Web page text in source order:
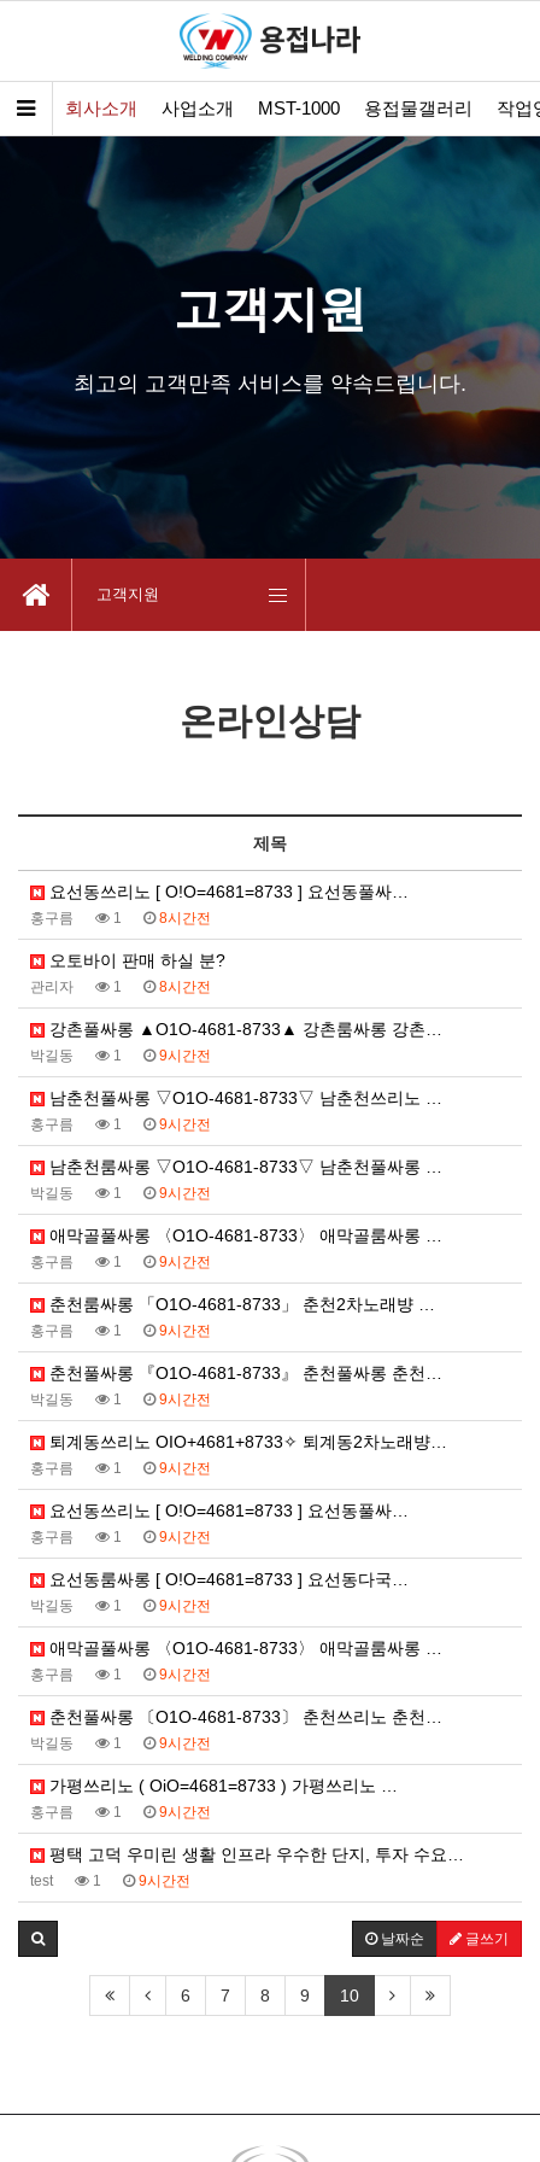
회사소개 사업소개 MST-1000 용접물갤러리 작업
고객지원
최고의 고객만족 서비스를 약속드립니다.
고객지원
온라인상담
제목
요선동쓰리노 [ O!O=4681=8733 ] 요선동풀싸…
홍구름 1 8시간전
오토바이 판매 하실 분?
관리자 1 8시간전
강촌풀싸롱 ▲O1O-4681-8733▲ 강촌룸싸롱 강촌…
박길동 1 9시간전
남춘천풀싸롱 ▽O1O-4681-8733▽ 남춘천쓰리노 …
홍구름 1 9시간전
남춘천룸싸롱 ▽O1O-4681-8733▽ 남춘천풀싸롱 …
박길동 1 9시간전
애막골풀싸롱 〈O1O-4681-8733〉 애막골룸싸롱 …
홍구름 1 9시간전
춘천룸싸롱 「O1O-4681-8733」 춘천2차노래뱡 …
홍구름 1 9시간전
춘천풀싸롱 『O1O-4681-8733』 춘천풀싸롱 춘천…
박길동 1 9시간전
퇴계동쓰리노 OIO+4681+8733✧ 퇴계동2차노래뱡…
홍구름 1 9시간전
요선동쓰리노 [ O!O=4681=8733 ] 요선동풀싸…
홍구름 1 9시간전
요선동룸싸롱 [ O!O=4681=8733 ] 요선동다국…
박길동 1 9시간전
애막골풀싸롱 〈O1O-4681-8733〉 애막골룸싸롱 …
홍구름 1 9시간전
춘천풀싸롱 〔O1O-4681-8733〕 춘천쓰리노 춘천…
박길동 1 9시간전
가평쓰리노 ( OiO=4681=8733 ) 가평쓰리노 …
홍구름 1 9시간전
평택 고덕 우미린 생활 인프라 우수한 단지, 투자 수요…
test 1 9시간전
날짜순 글쓰기
6 7 8 9 10